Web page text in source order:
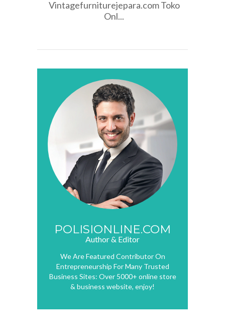
Vintagefurniturejepara.com Toko
Onl...
POLISIONLINE.COM
Author & Editor
We Are Featured Contributor On
Entrepreneurship For Many Trusted
Business Sites: Over 5000+ online store
& business website, enjoy!